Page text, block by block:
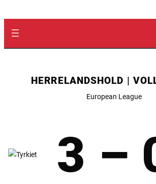
HERRELANDSHOLD |
European League
3 –